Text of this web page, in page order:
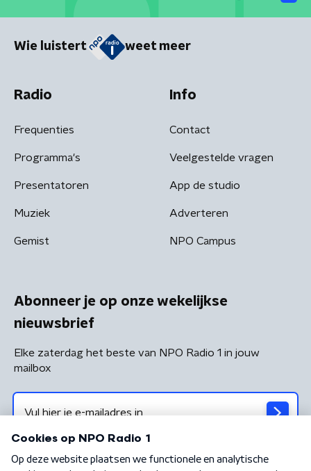
Wie luistert weet meer
Radio
Frequenties
Programma's
Presentatoren
Muziek
Gemist
Info
Contact
Veelgestelde vragen
App de studio
Adverteren
NPO Campus
Abonneer je op onze wekelijkse
nieuwsbrief
Elke zaterdag het beste van NPO Radio 1 in jouw
mailbox